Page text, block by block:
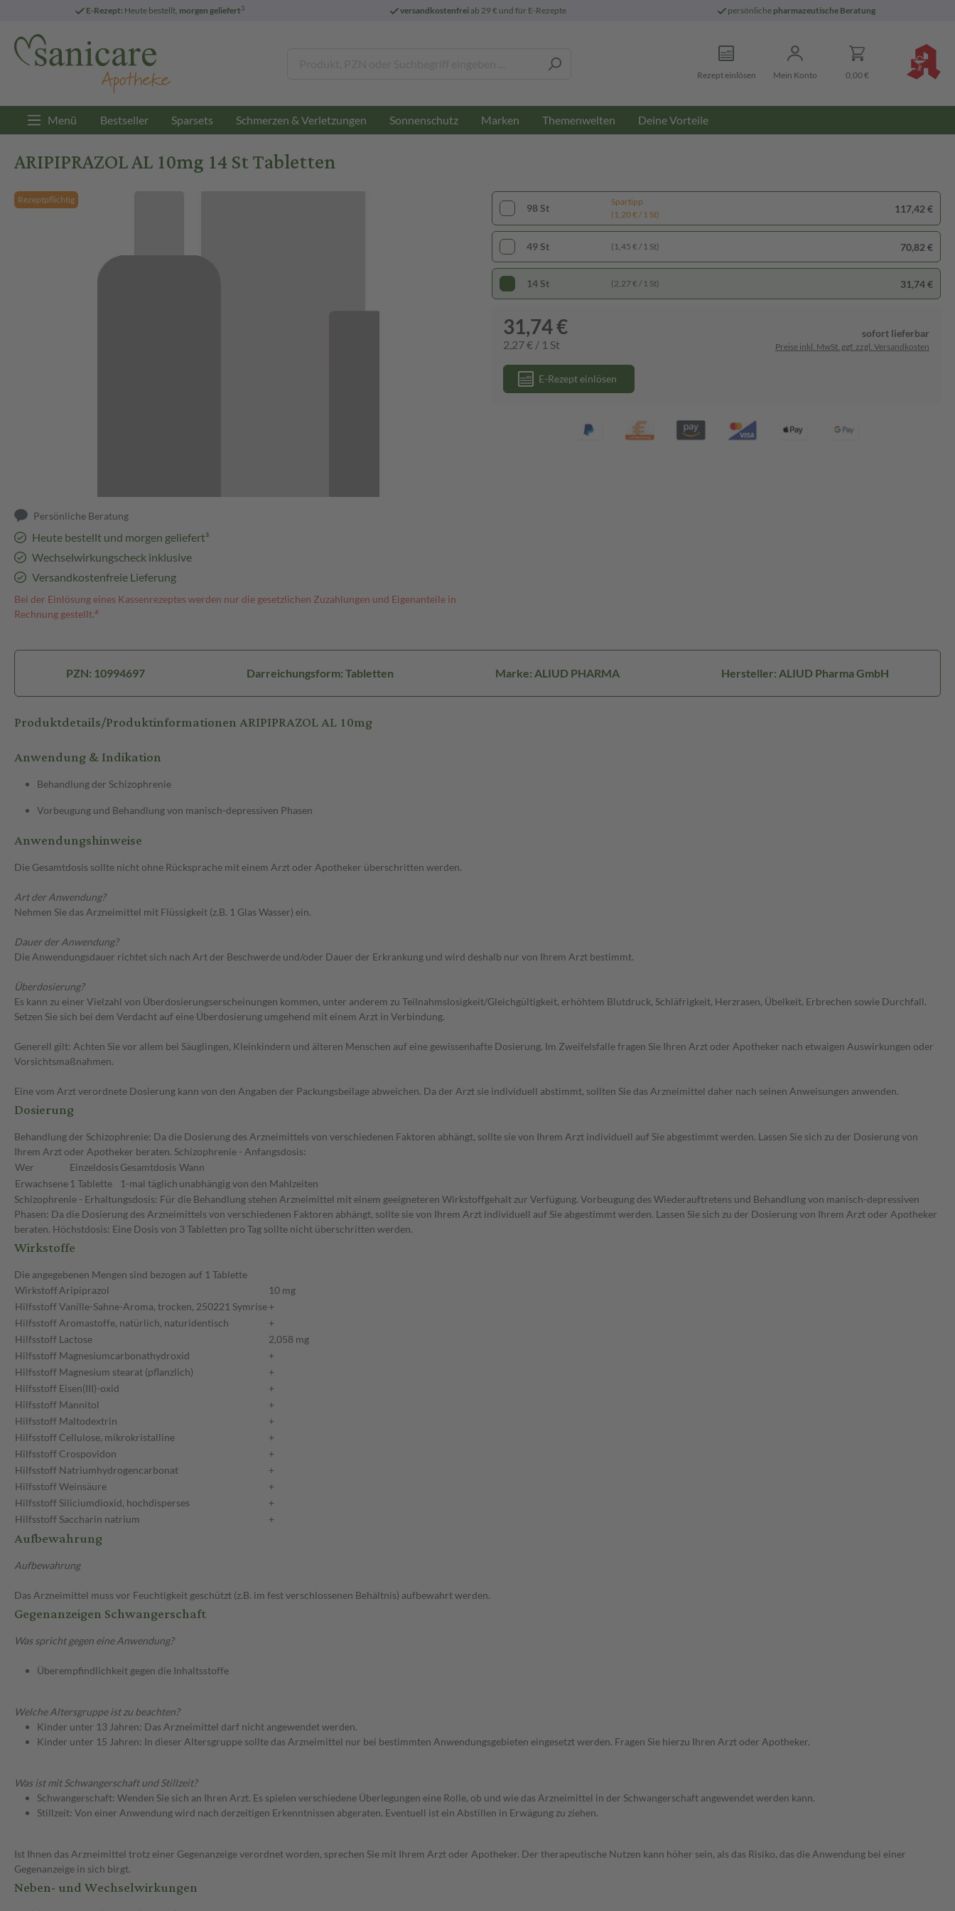
E-Rezept: Heute bestellt, morgen geliefert3 versandkostenfreiab 29 € und für E-Rezepte persönliche pharmazeutische Beratung
Rezept einlösen Mein Konto 0,00 €
Menü Bestseller Sparsets Schmerzen & Verletzungen Sonnenschutz Marken Themenwelten Deine Vorteile
ARIPIPRAZOL AL 10mg 14 St Tabletten
Rezeptpflichtig
Persönliche Beratung
Heute bestellt und morgen geliefert³
Wechselwirkungscheck inklusive
Versandkostenfreie Lieferung
Bei der Einlösung eines Kassenrezeptes werden nur die gesetzlichen Zuzahlungen und Eigenanteile in
Rechnung gestellt.⁴
98 St
Spartipp
(1,20 € / 1 St)
117,42 €
49 St (1,45 € / 1 St) 70,82 €
14 St (2,27 € / 1 St) 31,74 €
31,74 €
2,27 € / 1 St
sofort lieferbar
Preise inkl. MwSt. ggf. zzgl. Versandkosten
E-Rezept einlösen
PZN: 10994697 Darreichungsform: Tabletten Marke: ALIUD PHARMA Hersteller: ALIUD Pharma GmbH
Produktdetails/Produktinformationen ARIPIPRAZOL AL 10mg
Anwendung & Indikation
Behandlung der Schizophrenie
Vorbeugung und Behandlung von manisch-depressiven Phasen
Anwendungshinweise
Die Gesamtdosis sollte nicht ohne Rücksprache mit einem Arzt oder Apotheker überschritten werden.
Art der Anwendung?
Nehmen Sie das Arzneimittel mit Flüssigkeit (z.B. 1 Glas Wasser) ein.
Dauer der Anwendung?
Die Anwendungsdauer richtet sich nach Art der Beschwerde und/oder Dauer der Erkrankung und wird deshalb nur von Ihrem Arzt bestimmt.
Überdosierung?
Es kann zu einer Vielzahl von Überdosierungserscheinungen kommen, unter anderem zu Teilnahmslosigkeit/Gleichgültigkeit, erhöhtem Blutdruck, Schläfrigkeit, Herzrasen, Übelkeit, Erbrechen sowie Durchfall.
Setzen Sie sich bei dem Verdacht auf eine Überdosierung umgehend mit einem Arzt in Verbindung.
Generell gilt: Achten Sie vor allem bei Säuglingen, Kleinkindern und älteren Menschen auf eine gewissenhafte Dosierung. Im Zweifelsfalle fragen Sie Ihren Arzt oder Apotheker nach etwaigen Auswirkungen oder
Vorsichtsmaßnahmen.
Eine vom Arzt verordnete Dosierung kann von den Angaben der Packungsbeilage abweichen. Da der Arzt sie individuell abstimmt, sollten Sie das Arzneimittel daher nach seinen Anweisungen anwenden.
Dosierung
Behandlung der Schizophrenie: Da die Dosierung des Arzneimittels von verschiedenen Faktoren abhängt, sollte sie von Ihrem Arzt individuell auf Sie abgestimmt werden. Lassen Sie sich zu der Dosierung von
Ihrem Arzt oder Apotheker beraten. Schizophrenie - Anfangsdosis:
Wer
Einzeldosis Gesamtdosis Wann
Erwachsene 1 Tablette 1-mal täglich unabhängig von den Mahlzeiten
Schizophrenie - Erhaltungsdosis: Für die Behandlung stehen Arzneimittel mit einem geeigneteren Wirkstoffgehalt zur Verfügung. Vorbeugung des Wiederauftretens und Behandlung von manisch-depressiven
Phasen: Da die Dosierung des Arzneimittels von verschiedenen Faktoren abhängt, sollte sie von Ihrem Arzt individuell auf Sie abgestimmt werden. Lassen Sie sich zu der Dosierung von Ihrem Arzt oder Apotheker
beraten. Höchstdosis: Eine Dosis von 3 Tabletten pro Tag sollte nicht überschritten werden.
Wirkstoffe
Die angegebenen Mengen sind bezogen auf 1 Tablette
WirkstoffAripiprazol
10 mg
HilfsstoffVanille-Sahne-Aroma, trocken, 250221 Symrise+
Hilfsstoff Aromastoffe, natürlich, naturidentisch
+
Hilfsstoff Lactose
2,058 mg
Hilfsstoff Magnesiumcarbonathydroxid
+
Hilfsstoff Magnesium stearat (pflanzlich)
+
Hilfsstoff Eisen(III)-oxid
+
Hilfsstoff Mannitol
+
Hilfsstoff Maltodextrin
+
Hilfsstoff Cellulose, mikrokristalline
+
Hilfsstoff Crospovidon
+
Hilfsstoff Natriumhydrogencarbonat
+
HilfsstoffWeinsäure
+
Hilfsstoff Siliciumdioxid, hochdisperses
+
Hilfsstoff Saccharin natrium +
Aufbewahrung
Aufbewahrung
Das Arzneimittel muss vor Feuchtigkeit geschützt (z.B. im fest verschlossenen Behältnis) aufbewahrt werden.
Gegenanzeigen Schwangerschaft
Was spricht gegen eine Anwendung?
Überempfindlichkeit gegen die Inhaltsstoffe
Welche Altersgruppe ist zu beachten?
Kinder unter 13 Jahren: Das Arzneimittel darf nicht angewendet werden.
Kinder unter 15 Jahren: In dieser Altersgruppe sollte das Arzneimittel nur bei bestimmten Anwendungsgebieten eingesetzt werden. Fragen Sie hierzu Ihren Arzt oder Apotheker.
Was ist mit Schwangerschaft und Stillzeit?
Schwangerschaft: Wenden Sie sich an Ihren Arzt. Es spielen verschiedene Überlegungen eine Rolle, ob und wie das Arzneimittel in der Schwangerschaft angewendet werden kann.
Stillzeit: Von einer Anwendung wird nach derzeitigen Erkenntnissen abgeraten. Eventuell ist ein Abstillen in Erwägung zu ziehen.
Ist Ihnen das Arzneimittel trotz einer Gegenanzeige verordnet worden, sprechen Sie mit Ihrem Arzt oder Apotheker. Der therapeutische Nutzen kann höher sein, als das Risiko, das die Anwendung bei einer
Gegenanzeige in sich birgt.
Neben- und Wechselwirkungen